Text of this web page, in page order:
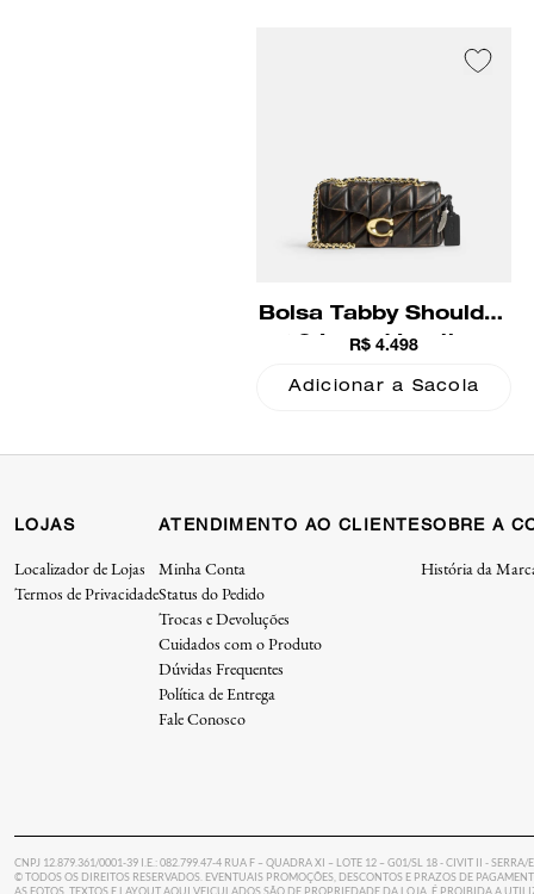
Bolsa Tabby Shoulder
20 Loved Leather
R$ 4.498
Adicionar a Sacola
LOJAS
Localizador de Lojas
Termos de Privacidade
ATENDIMENTO AO CLIENTE
Minha Conta
Status do Pedido
Trocas e Devoluções
Cuidados com o Produto
Dúvidas Frequentes
Política de Entrega
Fale Conosco
SOBRE A
História da
CNPJ 12.879.361/0001-39 I.E.: 082.799.47-4 RUA F – QUADRA XI – LOTE 12 – G01/SL 18 - CIVIT II - SERRA/
© TODOS OS DIREITOS RESERVADOS. EVENTUAIS PROMOÇÕES, DESCONTOS E PRAZOS DE
AS FOTOS, TEXTOS E LAYOUT AQUI VEICULADOS SÃO DE PROPRIEDADE DA LOJA. É PROIBIDA A